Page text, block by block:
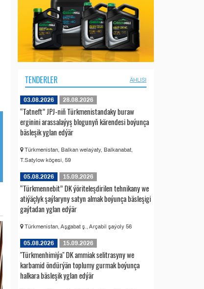
TENDERLER ÄHLISI
03.08.2026 28.08.2026
“Tatneft” JPJ-niň Türkmenistandaky buraw
erginini arassalaýyş blogunyň kärendesi boýunça
bäsleşik yglan edýär
Türkmenistan, Balkan welaýaty, Balkanabat,
T.Satylow köçesi, 59
05.08.2026 15.09.2026
“Türkmennebit” DK ýöriteleşdirilen tehnikany we
atiýäçlyk şaýlaryny satyn almak boýunça bäsleşigi
gaýtadan yglan edýär
Türkmenistan, Aşgabat ş., Arçabil şaýoly 56
05.08.2026 15.09.2026
"Türkmenhimiýa" DK ammiak selitrasyny we
karbamid öndürýän toplumy gurmak boýunça
halkara bäsleşik yglan edýär